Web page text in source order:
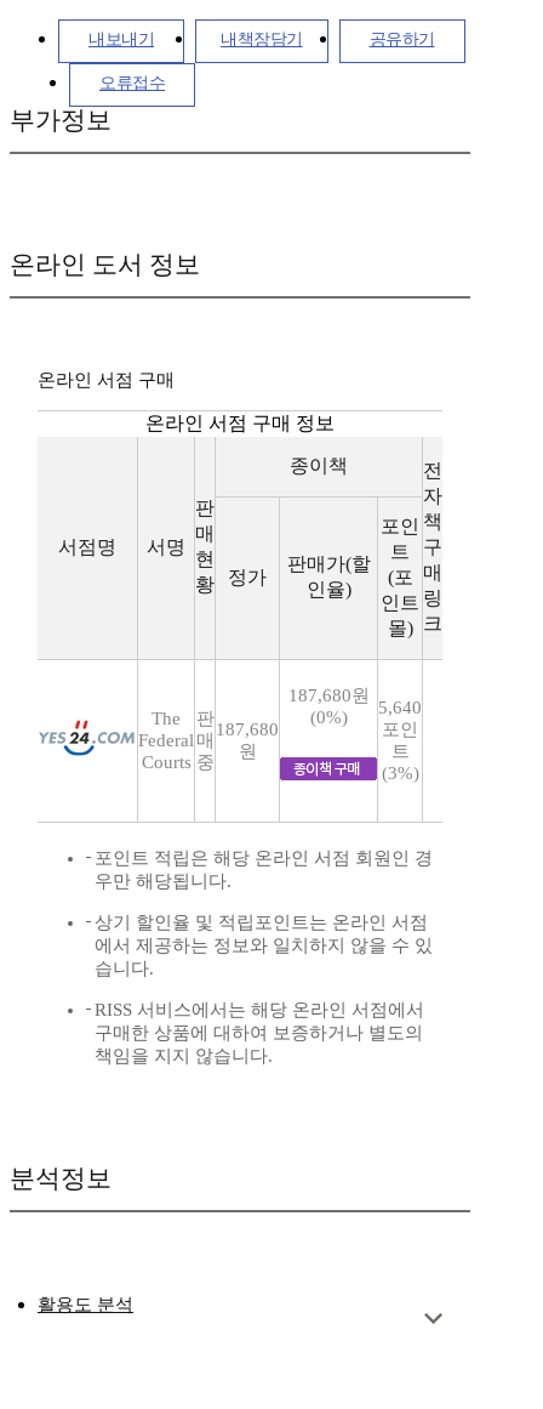
내보내기 내책장담기 공유하기
오류접수
부가정보
온라인 도서 정보
온라인 서점 구매
온라인 서점 구매 정보
서점명 서명
판
매
현
황
종이책
전
자
책
구
매
링
크
정가
판매가(할
인율)
포인
트
(포
인트
몰)
The
Federal
Courts
판
매
중
187,680
원
187,680원
(0%)
5,640
포인
트
(3%)
포인트 적립은 해당 온라인 서점 회원인 경
우만 해당됩니다.
상기 할인율 및 적립포인트는 온라인 서점
에서 제공하는 정보와 일치하지 않을 수 있
습니다.
RISS 서비스에서는 해당 온라인 서점에서
구매한 상품에 대하여 보증하거나 별도의
책임을 지지 않습니다.
분석정보
활용도 분석